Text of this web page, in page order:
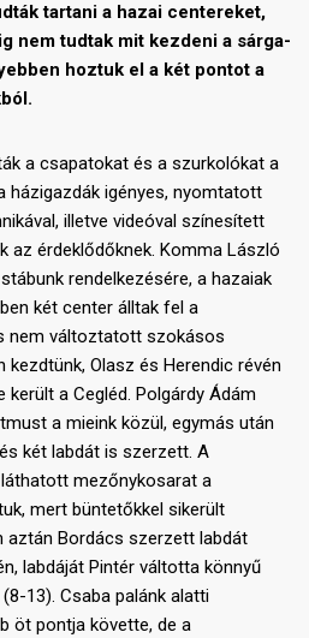
tartani a hazai centereket,
nem tudtak mit kezdeni a sárga-
hoztuk el a két pontot a
a csapatokat és a szurkolókat a
házigazdák igényes, nyomtatott
illetve videóval színesített
az érdeklődőknek. Komma László
rendelkezésére, a hazaiak
két center álltak fel a
nem változtatott szokásos
Olasz és Herendic révén
a Cegléd. Polgárdy Ádám
a mieink közül, egymás után
két labdát is szerzett. A
mezőnykosarat a
mert büntetőkkel sikerült
aztán Bordács szerzett labdát
labdáját Pintér váltotta könnyű
13). Csaba palánk alatti
öt pontja követte, de a